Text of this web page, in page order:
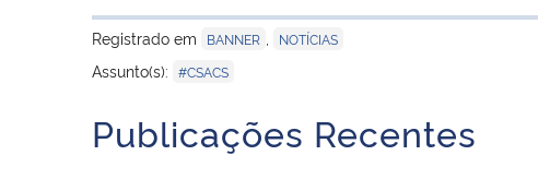
Registrado em
BANNER NOTÍCIAS
Assunto(s): #CSACS
Publicações Recentes